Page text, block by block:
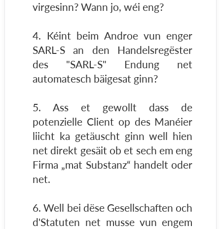
virgesinn? Wann jo, wéi eng?
4. Kéint beim Androe vun enger
SARL-S an den Handelsregëster
des "SARL-S" Endung net
automatesch bäigesat ginn?
5. Ass et gewollt dass de
potenzielle Client op des Manéier
liicht ka getäuscht ginn well hien
net direkt gesäit ob et sech em eng
Firma „mat Substanz“ handelt oder
net.
6. Well bei dëse Gesellschaften och
d'Statuten net musse vun engem